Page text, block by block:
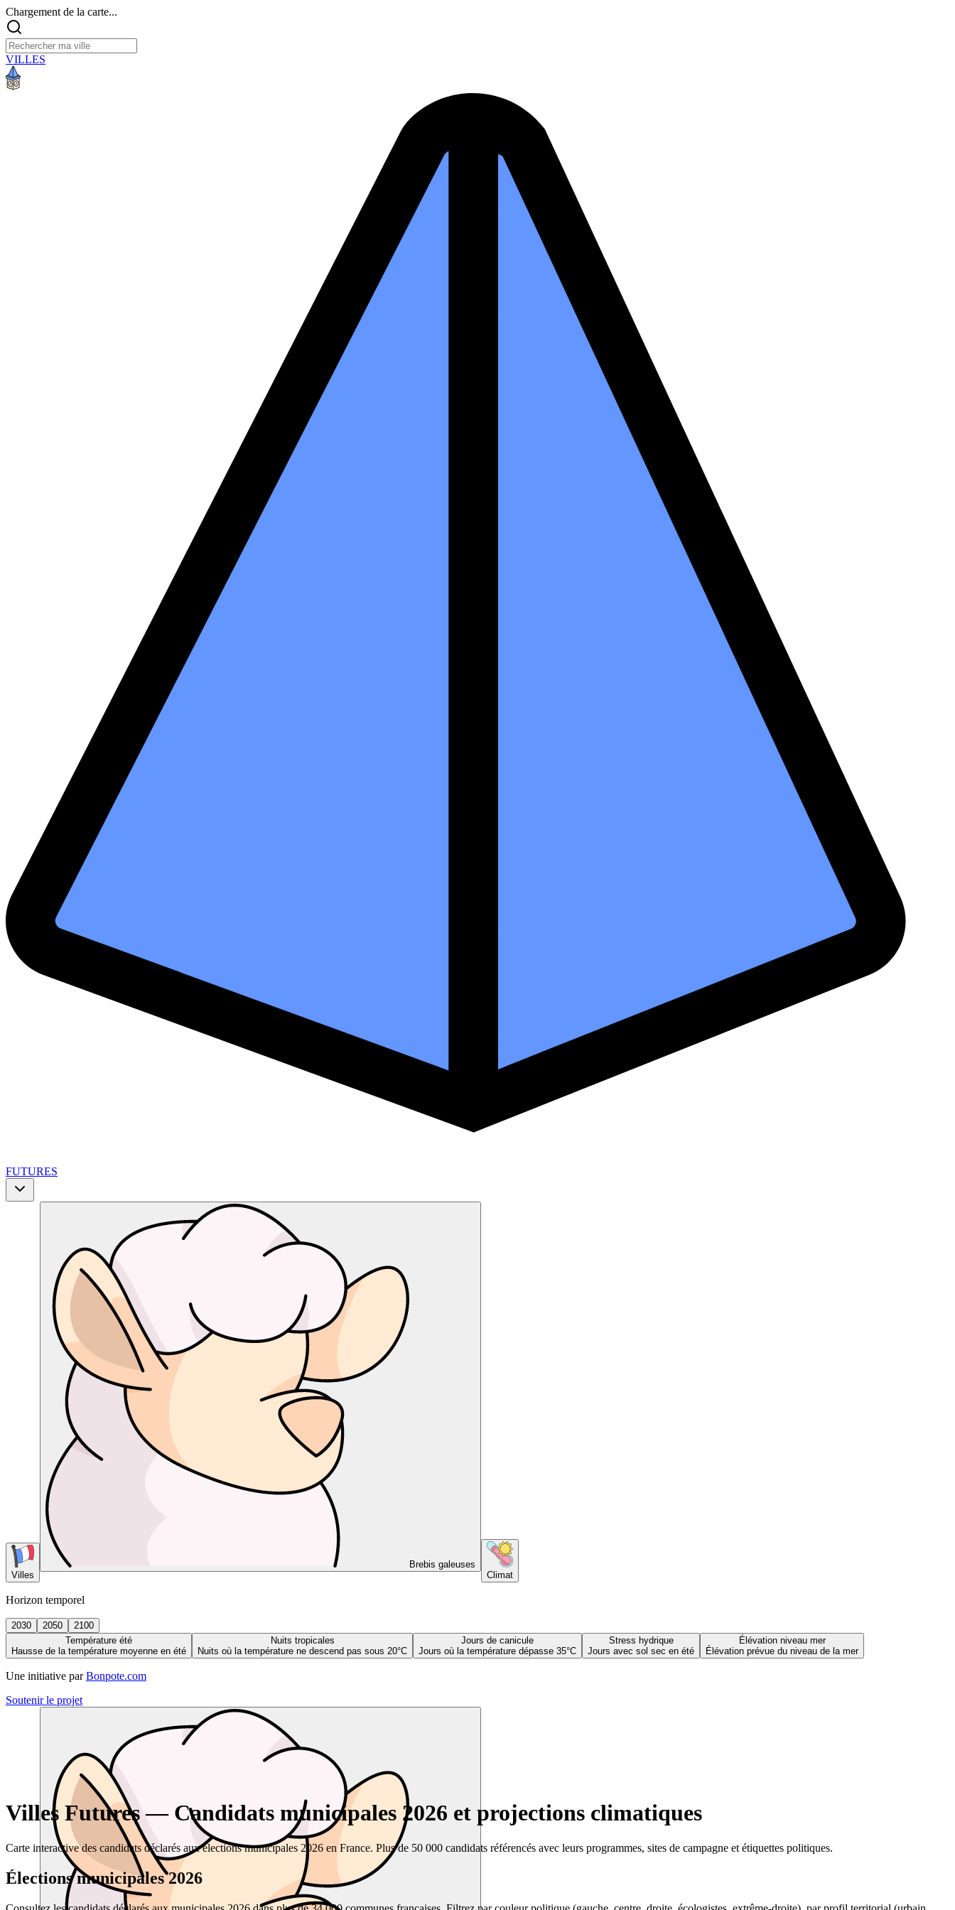
Chargement de la carte...
VILLES
FUTURES
Villes
Brebis galeuses
Climat
Horizon temporel
2030 2050
2100
Température été
Hausse de la température moyenne en été
Nuits tropicales
Nuits où la température ne descend pas sous 20°C
Jours de canicule
Jours où la température dépasse 35°C
Stress hydrique
Jours avec sol sec en été
Élévation niveau mer
Élévation prévue du niveau de la mer
Une initiative par Bonpote.com
Soutenir le projet
Villes Futures — Candidats municipales 2026 et projections climatiques
Carte interactive des candidats déclarés aux élections municipales 2026 en France. Plus de 50 000 candidats référencés avec leurs programmes, sites de campagne et étiquettes politiques.
Élections municipales 2026